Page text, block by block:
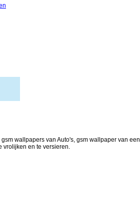
wallpapers van Auto's, gsm wallpaper van
vrolijken en te versieren.